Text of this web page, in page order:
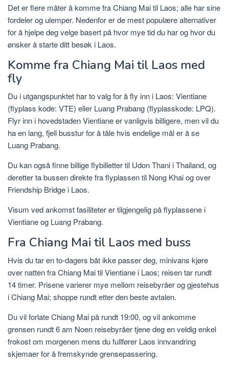
Det er flere måter å komme fra Chiang Mai til Laos; alle har sine
fordeler og ulemper. Nedenfor er de mest populære alternativer
for å hjelpe deg velge basert på hvor mye tid du har og hvor du
ønsker å starte ditt besøk i Laos.
Komme fra Chiang Mai til Laos med
fly
Du i utgangspunktet har to valg for å fly inn i Laos: Vientiane
(flyplass kode: VTE) eller Luang Prabang (flyplasskode: LPQ).
Flyr inn i hovedstaden Vientiane er vanligvis billigere, men vil du
ha en lang, fjell busstur for å tåle hvis endelige mål er å se
Luang Prabang.
Du kan også finne billige flybilletter til Udon Thani i Thailand, og
deretter ta bussen direkte fra flyplassen til Nong Khai og over
Friendship Bridge i Laos.
Visum ved ankomst fasiliteter er tilgjengelig på flyplassene i
Vientiane og Luang Prabang.
Fra Chiang Mai til Laos med buss
Hvis du tar en to-dagers båt ikke passer deg, minivans kjøre
over natten fra Chiang Mai til Vientiane i Laos; reisen tar rundt
14 timer. Prisene varierer mye mellom reisebyråer og gjestehus
i Chiang Mai; shoppe rundt etter den beste avtalen.
Du vil forlate Chiang Mai på rundt 19:00, og vil ankomme
grensen rundt 6 am Noen reisebyråer tjene deg en veldig enkel
frokost om morgenen mens du fullfører Laos innvandring
skjemaer for å fremskynde grensepassering.